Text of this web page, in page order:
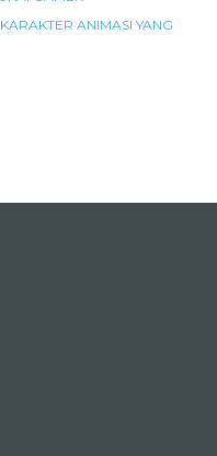
ANIMASI YANG